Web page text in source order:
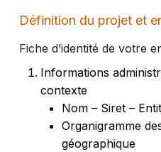
Définition du projet et
Fiche d’identité de votre
Informations
contexte
Nom – Siret –
Organigramme
géographique